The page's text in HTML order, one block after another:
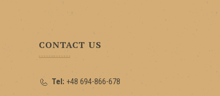
CONTACT US
Tel: +48 694-866-678